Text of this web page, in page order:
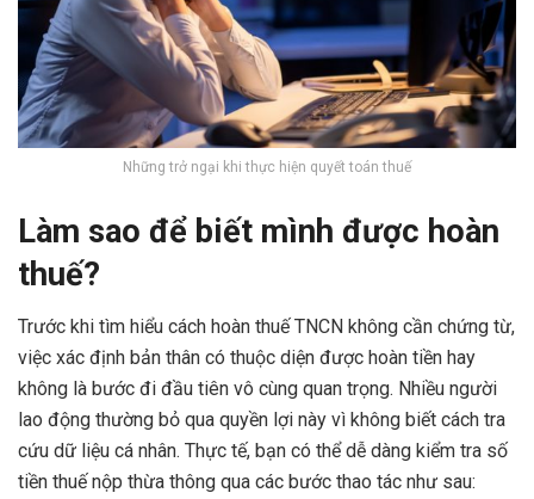
Những trở ngại khi thực hiện quyết toán thuế
Làm sao để biết mình được hoàn
thuế?
Trước khi tìm hiểu cách hoàn thuế TNCN không cần chứng từ,
việc xác định bản thân có thuộc diện được hoàn tiền hay
không là bước đi đầu tiên vô cùng quan trọng. Nhiều người
lao động thường bỏ qua quyền lợi này vì không biết cách tra
cứu dữ liệu cá nhân. Thực tế, bạn có thể dễ dàng kiểm tra số
tiền thuế nộp thừa thông qua các bước thao tác như sau: